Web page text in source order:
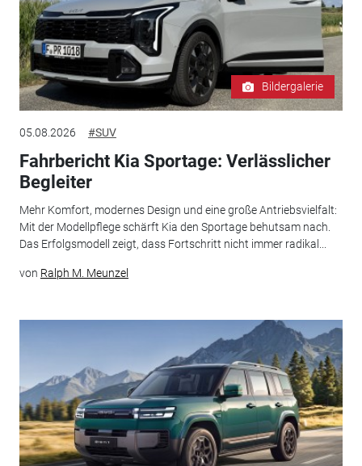
Bildergalerie
05.08.2026 #SUV
Fahrbericht Kia Sportage: Verlässlicher
Begleiter
Mehr Komfort, modernes Design und eine große Antriebsvielfalt:
Mit der Modellpflege schärft Kia den Sportage behutsam nach.
Das Erfolgsmodell zeigt, dass Fortschritt nicht immer radikal...
von Ralph M. Meunzel